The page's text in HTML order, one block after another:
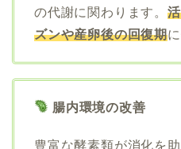
の代謝に関わります。
ズンや産卵後の回復期
腸内環境の改善
豊富な酵素類が消化を